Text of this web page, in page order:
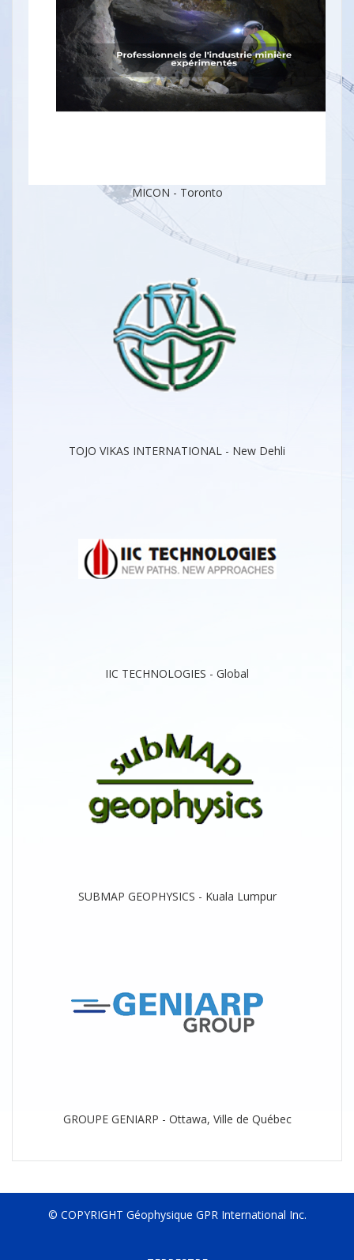
MICON - Toronto
TOJO VIKAS INTERNATIONAL - New Dehli
IIC TECHNOLOGIES - Global
SUBMAP GEOPHYSICS - Kuala Lumpur
GROUPE GENIARP - Ottawa, Ville de Québec
© COPYRIGHT Géophysique GPR International Inc.